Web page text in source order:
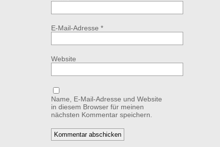
E-Mail-Adresse *
Website
Name, E-Mail-Adresse und Website
in diesem Browser für meinen
nächsten Kommentar speichern.